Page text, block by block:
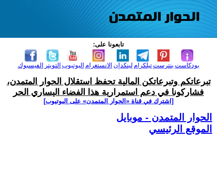
تابعونا على:
الفيسبوك التويتر اليوتيوب الانستغرام لينكدإن تيلكرامبنترست بودكاست
تبرعاتكم وتبرعاتكن المالية تحفظ استقلال الحوار المتمدن،
فشاركونا في دعم استمرارية هذا الفضاء اليساري الحر
[اشترك في قناة ‫«الحوار المتمدن» على اليوتيوب]
الحوار المتمدن - موبايل
الموقع الرئيسي